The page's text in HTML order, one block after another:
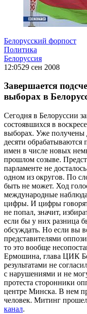
Белорусский форпост
Политика
Белоруссия
12:0529 сен 2008
Завершается
выборах в
Сегодня в Белоруссии
состоявшихся в
выборах. Уже получены
десяти
имен в числе новых
прошлом созыве.
парламенте не
одном из округов. По
быть не может. Ход
международные
цифры. И цифры говорят
не попал, значит,
если бы у них разница
обсуждать. Но если вы
представителями
то это вообще
Ермошина, глава ЦИК
результатами не
с нарушениями и не
протеста сторонники
центре Минска. В нем
человек. Митинг
канал.